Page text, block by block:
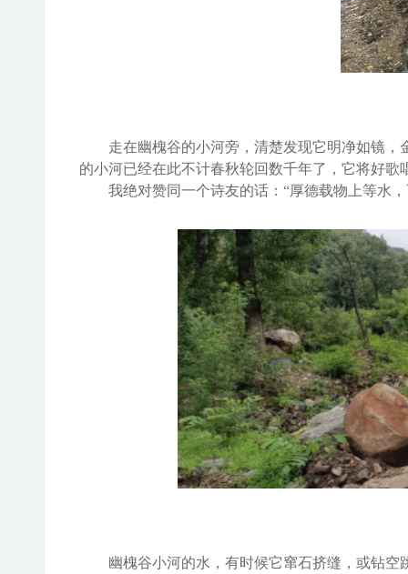
走在幽槐谷的小河旁，清楚发现它明净如镜，
的小河已经在此不计春秋轮回数千年了 ， 它将好歌
我绝对赞同一个诗友的话： “厚德载物上等水
幽槐谷小河的水，有时候它窜石挤缝， 或钻空